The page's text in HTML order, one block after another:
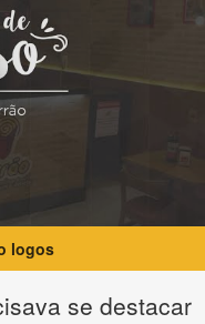
logos
se destacar